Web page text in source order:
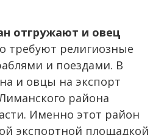
отгружают и овец
требуют религиозные
и поездами. В
и овцы на экспорт
района
Именно этот район
экспортной площадкой